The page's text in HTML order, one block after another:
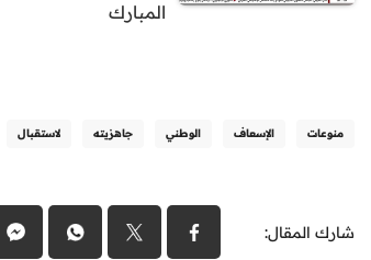
المبارك
منوعات الإسعاف الوطني جاهزيته لاستقبال
شارك المقال: